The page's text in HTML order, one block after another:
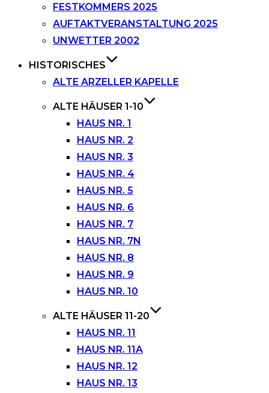
FESTKOMMERS 2025
AUFTAKTVERANSTALTUNG 2025
UNWETTER 2002
HISTORISCHES
ALTE ARZELLER KAPELLE
ALTE HÄUSER 1-10
HAUS NR. 1
HAUS NR. 2
HAUS NR. 3
HAUS NR. 4
HAUS NR. 5
HAUS NR. 6
HAUS NR. 7
HAUS NR. 7N
HAUS NR. 8
HAUS NR. 9
HAUS NR. 10
ALTE HÄUSER 11-20
HAUS NR. 11
HAUS NR. 11A
HAUS NR. 12
HAUS NR. 13